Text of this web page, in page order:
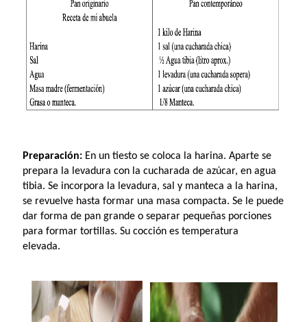
Preparación: En un tiesto se coloca la harina. Aparte se
prepara la levadura con la cucharada de azúcar, en agua
tibia. Se incorpora la levadura, sal y manteca a la harina,
se revuelve hasta formar una masa compacta. Se le puede
dar forma de pan grande o separar pequeñas porciones
para formar tortillas. Su cocción es temperatura
elevada.